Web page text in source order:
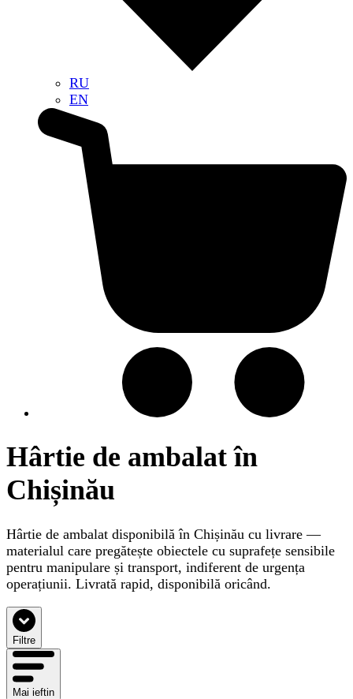
RU
EN
Hârtie de ambalat în
Chișinău
Hârtie de ambalat disponibilă în Chișinău cu livrare —
materialul care pregătește obiectele cu suprafețe sensibile
pentru manipulare și transport, indiferent de urgența
operațiunii. Livrată rapid, disponibilă oricând.
Filtre
Mai ieftin